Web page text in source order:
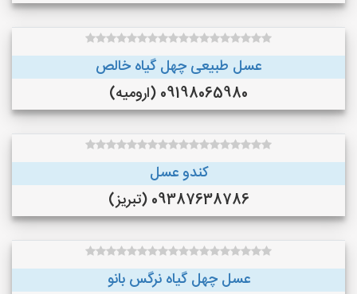
عسل طبیعی چهل گیاه خالص
09198065980 (ارومیه)
کندو عسل
09387638786 (تبریز)
عسل چهل گیاه نرگس بانو